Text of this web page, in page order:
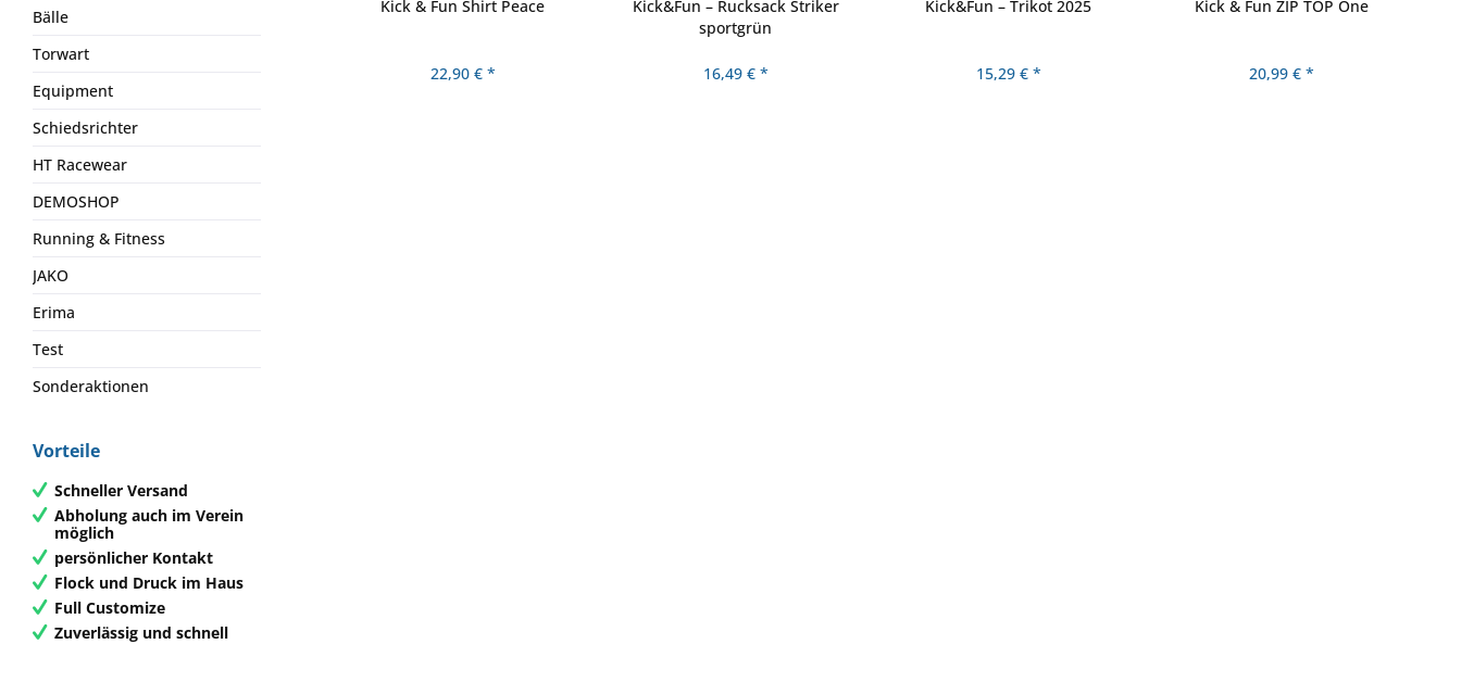
Bälle
Torwart
Equipment
Schiedsrichter
HT Racewear
DEMOSHOP
Running & Fitness
JAKO
Erima
Test
Sonderaktionen
Vorteile
Schneller Versand
Abholung auch im Verein
möglich
persönlicher Kontakt
Flock und Druck im Haus
Full Customize
Zuverlässig und schnell
Kick & Fun Shirt Peace
22,90 € *
Kick&Fun – Rucksack Striker
sportgrün
16,49 € *
Kick&Fun – Trikot 2025
15,29 € *
Kick & Fun ZIP TOP One
20,99 € *